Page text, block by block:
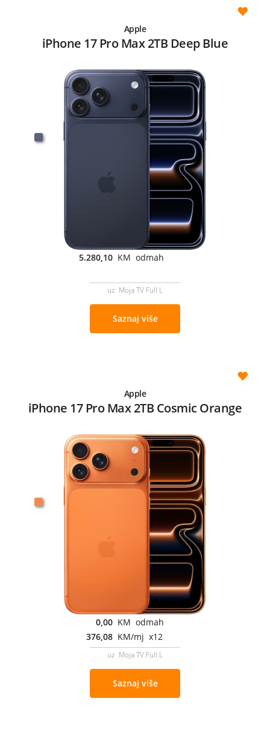
Apple
iPhone 17 Pro Max 2TB Deep Blue
5.280,10 KM odmah
uz Moja TV Full L
Saznaj više
Apple
iPhone 17 Pro Max 2TB Cosmic Orange
0,00 KM odmah
376,08 KM/mj x12
uz Moja TV Full L
Saznaj više